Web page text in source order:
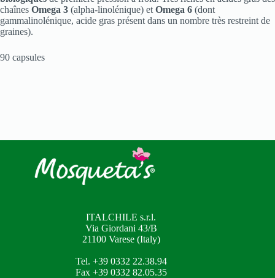
chaînes Omega 3 (alpha-linolénique) et Omega 6 (dont
gammalinolénique, acide gras présent dans un nombre très restreint de
graines).
90 capsules
ITALCHILE s.r.l.
Via Giordani 43/B
21100 Varese (Italy)
Tel. +39 0332 22.38.94
Fax +39 0332 82.05.35